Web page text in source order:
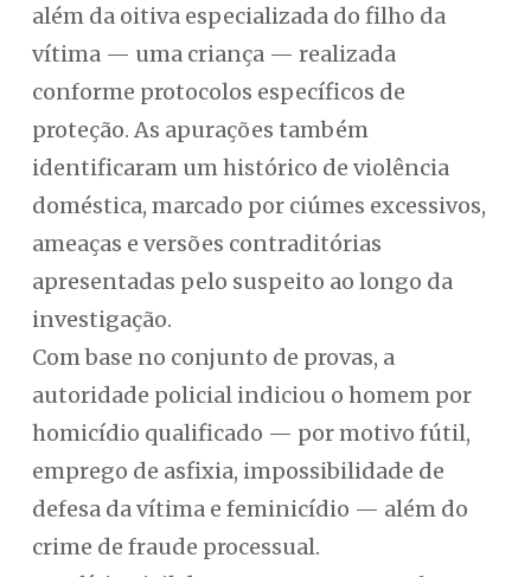
além da oitiva especializada do filho da
vítima — uma criança — realizada
conforme protocolos específicos de
proteção. As apurações também
identificaram um histórico de violência
doméstica, marcado por ciúmes excessivos,
ameaças e versões contraditórias
apresentadas pelo suspeito ao longo da
investigação.
Com base no conjunto de provas, a
autoridade policial indiciou o homem por
homicídio qualificado — por motivo fútil,
emprego de asfixia, impossibilidade de
defesa da vítima e feminicídio — além do
crime de fraude processual.